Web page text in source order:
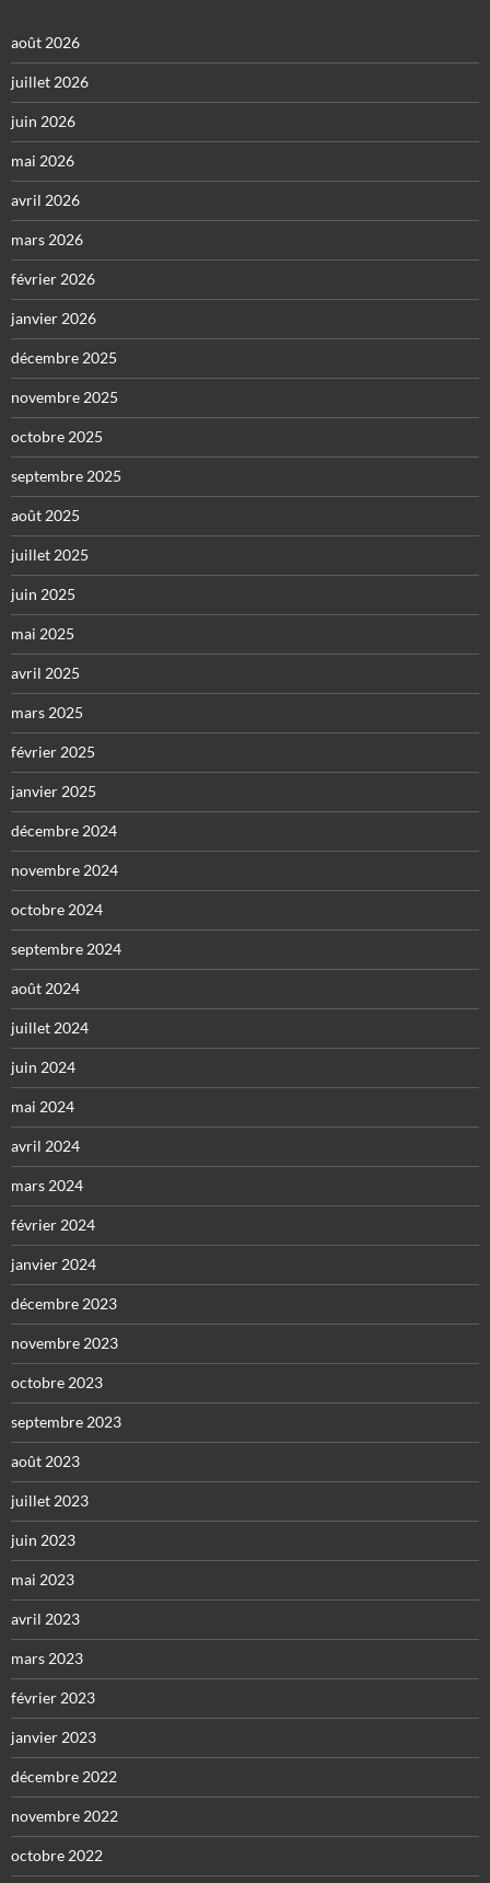
août 2026
juillet 2026
juin 2026
mai 2026
avril 2026
mars 2026
février 2026
janvier 2026
décembre 2025
novembre 2025
octobre 2025
septembre 2025
août 2025
juillet 2025
juin 2025
mai 2025
avril 2025
mars 2025
février 2025
janvier 2025
décembre 2024
novembre 2024
octobre 2024
septembre 2024
août 2024
juillet 2024
juin 2024
mai 2024
avril 2024
mars 2024
février 2024
janvier 2024
décembre 2023
novembre 2023
octobre 2023
septembre 2023
août 2023
juillet 2023
juin 2023
mai 2023
avril 2023
mars 2023
février 2023
janvier 2023
décembre 2022
novembre 2022
octobre 2022